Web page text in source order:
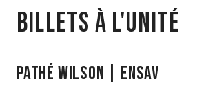
Billets à l'unité
PATHÉ WILSON | ENSAV